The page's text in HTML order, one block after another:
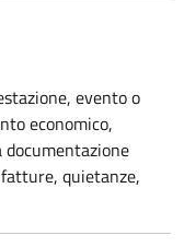
evento o
economico,
documentazione
quietanze,